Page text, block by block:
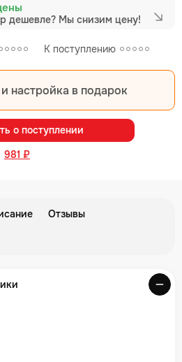
К поступлению
дешевле? Мы снизим цену!
981 ₽
настройка в подарок
о поступлении
Отзывы